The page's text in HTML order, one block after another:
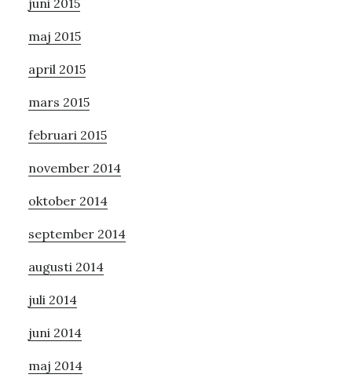
juni 2015
maj 2015
april 2015
mars 2015
februari 2015
november 2014
oktober 2014
september 2014
augusti 2014
juli 2014
juni 2014
maj 2014